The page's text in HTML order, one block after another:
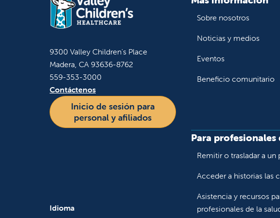
9300 Valley Children's Place
Madera, CA 93636-8762
559-353-3000
Contáctenos
Inicio de sesión para
personal y afiliados
Idioma
Sobre nosotros
Noticias y medios
Eventos
Beneficio comunitario
Para profesionales
Remitir o trasladar a un
Acceder a historias las
Asistencia y recursos
profesionales de la